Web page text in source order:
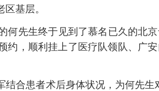
基层。
先生终于见到了慕名已久的北
约，顺利挂上了医疗队领队、广
患者术后身体状况，为何先生